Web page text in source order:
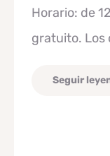
Horario: de
gratuito. Los
Seguir